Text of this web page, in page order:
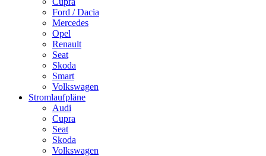
Ford / Dacia
Mercedes
Opel
Renault
Seat
Skoda
Smart
Volkswagen
Stromlaufpläne
Audi
Cupra
Seat
Skoda
Volkswagen